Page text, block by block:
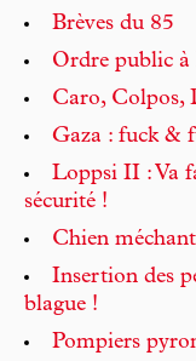
Brèves du 85
Ordre public à
Caro, Colpos,
Gaza : fuck &
Loppsi II : Va
sécurité !
Chien
Insertion des
blague !
Pompiers